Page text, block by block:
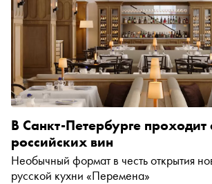
В Санкт-Петербурге проходит
российских вин
Необычный формат в честь открытия
русской кухни «Перемена»